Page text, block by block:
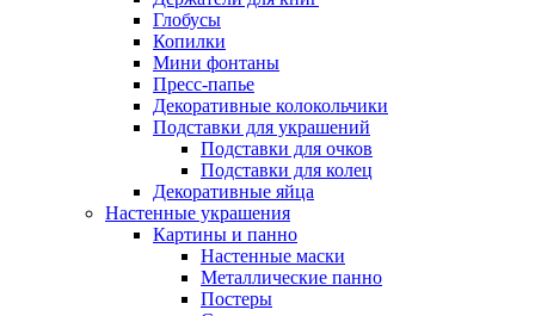
Глобусы
Копилки
Мини фонтаны
Пресс-папье
Декоративные колокольчики
Подставки для украшений
Подставки для очков
Подставки для колец
Декоративные яйца
Настенные украшения
Картины и панно
Настенные маски
Металлические панно
Постеры